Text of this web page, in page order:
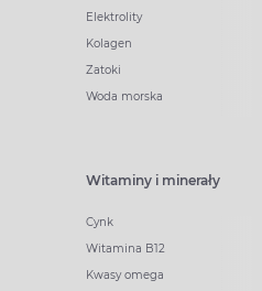
Elektrolity
Kolagen
Zatoki
Woda morska
Witaminy i minerały
Cynk
Witamina B12
Kwasy omega